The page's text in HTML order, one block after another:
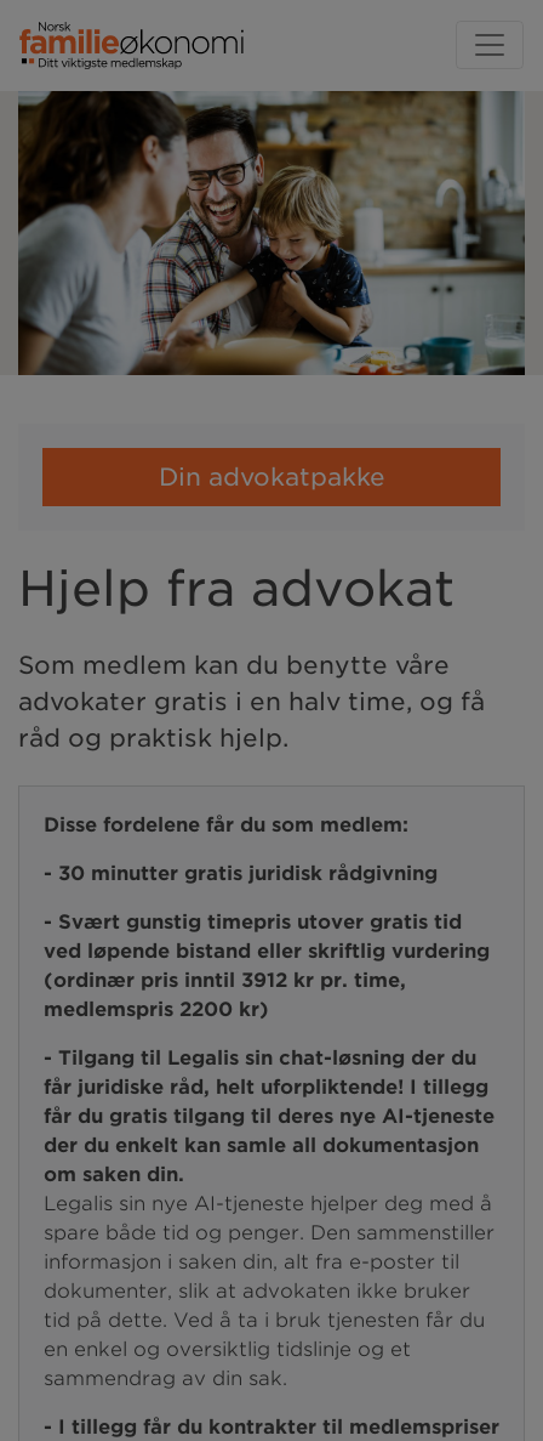
Din advokatpakke
Hjelp fra advokat
Som medlem kan du benytte våre
advokater gratis i en halv time, og få
råd og praktisk hjelp.
Disse fordelene får du som medlem:
- 30 minutter gratis juridisk rådgivning
- Svært gunstig timepris utover gratis tid
ved løpende bistand eller skriftlig vurdering
(ordinær pris inntil 3912 kr pr. time,
medlemspris 2200 kr)
- Tilgang til Legalis sin chat-løsning der du
får juridiske råd, helt uforpliktende! I tillegg
får du gratis tilgang til deres nye AI-tjeneste
der du enkelt kan samle all dokumentasjon
om saken din.
Legalis sin nye AI-tjeneste hjelper deg med å
spare både tid og penger. Den sammenstiller
informasjon i saken din, alt fra e-poster til
dokumenter, slik at advokaten ikke bruker
tid på dette. Ved å ta i bruk tjenesten får du
en enkel og oversiktlig tidslinje og et
sammendrag av din sak.
- I tillegg får du kontrakter til medlemspriser